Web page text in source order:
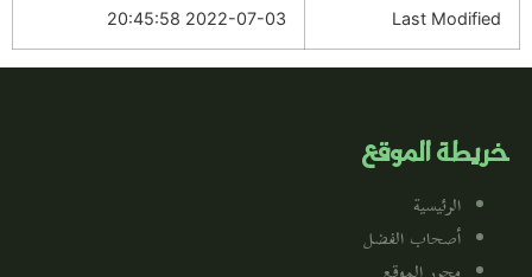
Last Modified
2022-07-03 20:45:58
خريطة الموقع
الرئيسية
أصحاب الفضل